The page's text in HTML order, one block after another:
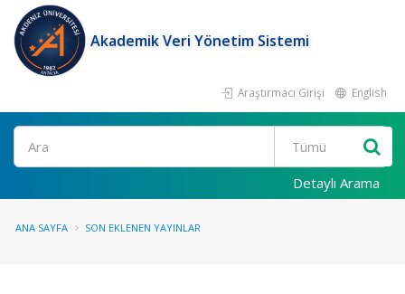
Akademik Veri Yönetim Sistemi
Araştırmacı Girişi English
Ara
Detaylı Arama
ANA SAYFA SON EKLENEN YAYINLAR